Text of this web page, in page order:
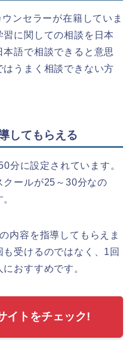
ンセラーが在籍していま
に関しての相談を日本
語で相談できると意思
うまく相談できない方
してもらえる
分に設定されています。
クールが25～30分なの
内容を指導してもらえま
受けるのではなく、1回
おすすめです。
イトをチェック!